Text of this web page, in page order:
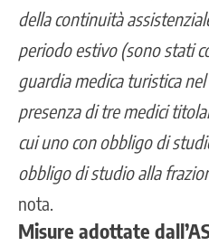
della continuità
periodo estivo (sono stati
guardia medica turistica
presenza di tre medici
cui uno con obbligo di
obbligo di studio alla
nota.
Misure adottate